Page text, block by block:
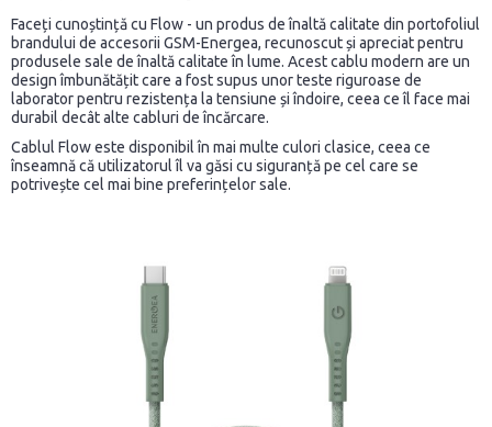
Faceți cunoștință cu Flow - un produs de înaltă calitate din portofoliul
brandului de accesorii GSM-Energea, recunoscut și apreciat pentru
produsele sale de înaltă calitate în lume. Acest cablu modern are un
design îmbunătățit care a fost supus unor teste riguroase de
laborator pentru rezistența la tensiune și îndoire, ceea ce îl face mai
durabil decât alte cabluri de încărcare.
Cablul Flow este disponibil în mai multe culori clasice, ceea ce
înseamnă că utilizatorul îl va găsi cu siguranță pe cel care se
potrivește cel mai bine preferințelor sale.